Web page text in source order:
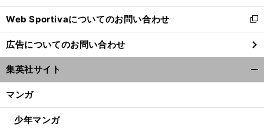
開
く
Web Sportivaについてのお問い合わせ
新
し
い
ウ
ィ
ン
ウ
広告についてのお問い合わせ
集英社サイト
マンガ
少年マンガ